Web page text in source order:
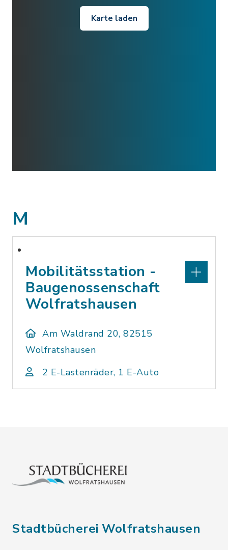
Karte laden
M
Mobilitätsstation -
Baugenossenschaft
Wolfratshausen
Am Waldrand 20, 82515
Wolfratshausen
2 E-Lastenräder, 1 E-Auto
Stadtbücherei Wolfratshausen